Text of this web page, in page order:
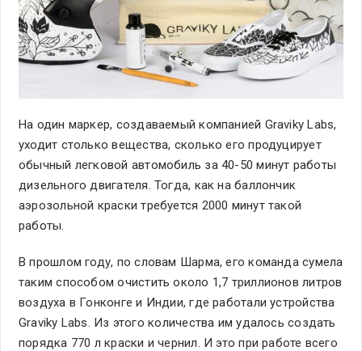
На один маркер, создаваемый компанией Graviky Labs,
уходит столько вещества, сколько его продуцирует
обычный легковой автомобиль за 40-50 минут работы
дизельного двигателя. Тогда, как на баллончик
аэрозольной краски требуется 2000 минут такой
работы.
В прошлом году, по словам Шарма, его команда сумела
таким способом очистить около 1,7 триллионов литров
воздуха в Гонконге и Индии, где работали устройства
Graviky Labs. Из этого количества им удалось создать
порядка 770 л краски и чернил. И это при работе всего